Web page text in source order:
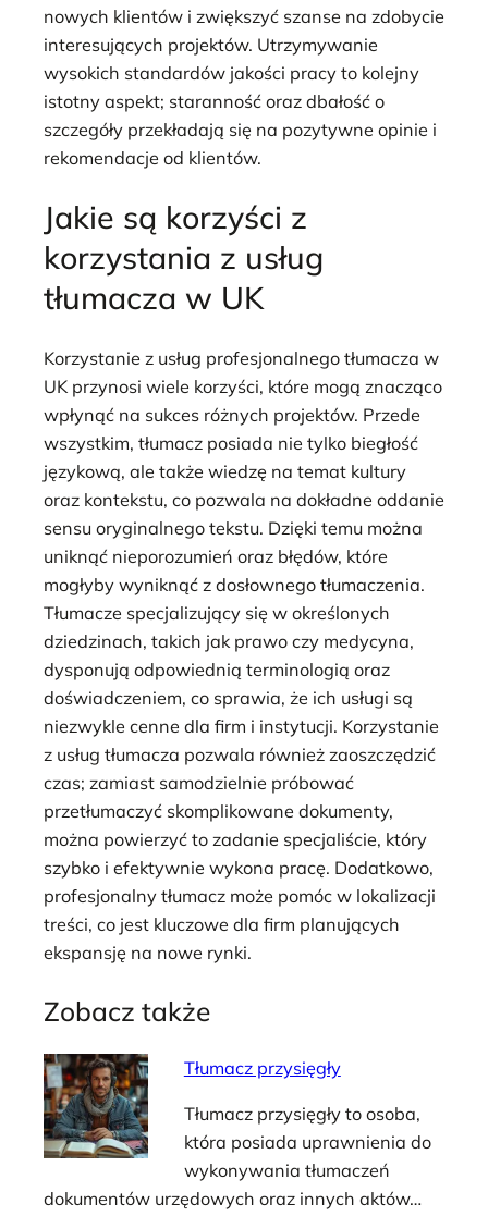
nowych klientów i zwiększyć szanse na zdobycie
interesujących projektów. Utrzymywanie
wysokich standardów jakości pracy to kolejny
istotny aspekt; staranność oraz dbałość o
szczegóły przekładają się na pozytywne opinie i
rekomendacje od klientów.
Jakie są korzyści z
korzystania z usług
tłumacza w UK
Korzystanie z usług profesjonalnego tłumacza w
UK przynosi wiele korzyści, które mogą znacząco
wpłynąć na sukces różnych projektów. Przede
wszystkim, tłumacz posiada nie tylko biegłość
językową, ale także wiedzę na temat kultury
oraz kontekstu, co pozwala na dokładne oddanie
sensu oryginalnego tekstu. Dzięki temu można
uniknąć nieporozumień oraz błędów, które
mogłyby wyniknąć z dosłownego tłumaczenia.
Tłumacze specjalizujący się w określonych
dziedzinach, takich jak prawo czy medycyna,
dysponują odpowiednią terminologią oraz
doświadczeniem, co sprawia, że ich usługi są
niezwykle cenne dla firm i instytucji. Korzystanie
z usług tłumacza pozwala również zaoszczędzić
czas; zamiast samodzielnie próbować
przetłumaczyć skomplikowane dokumenty,
można powierzyć to zadanie specjaliście, który
szybko i efektywnie wykona pracę. Dodatkowo,
profesjonalny tłumacz może pomóc w lokalizacji
treści, co jest kluczowe dla firm planujących
ekspansję na nowe rynki.
Zobacz także
Tłumacz przysięgły
Tłumacz przysięgły to osoba,
która posiada uprawnienia do
wykonywania tłumaczeń
dokumentów urzędowych oraz innych aktów…